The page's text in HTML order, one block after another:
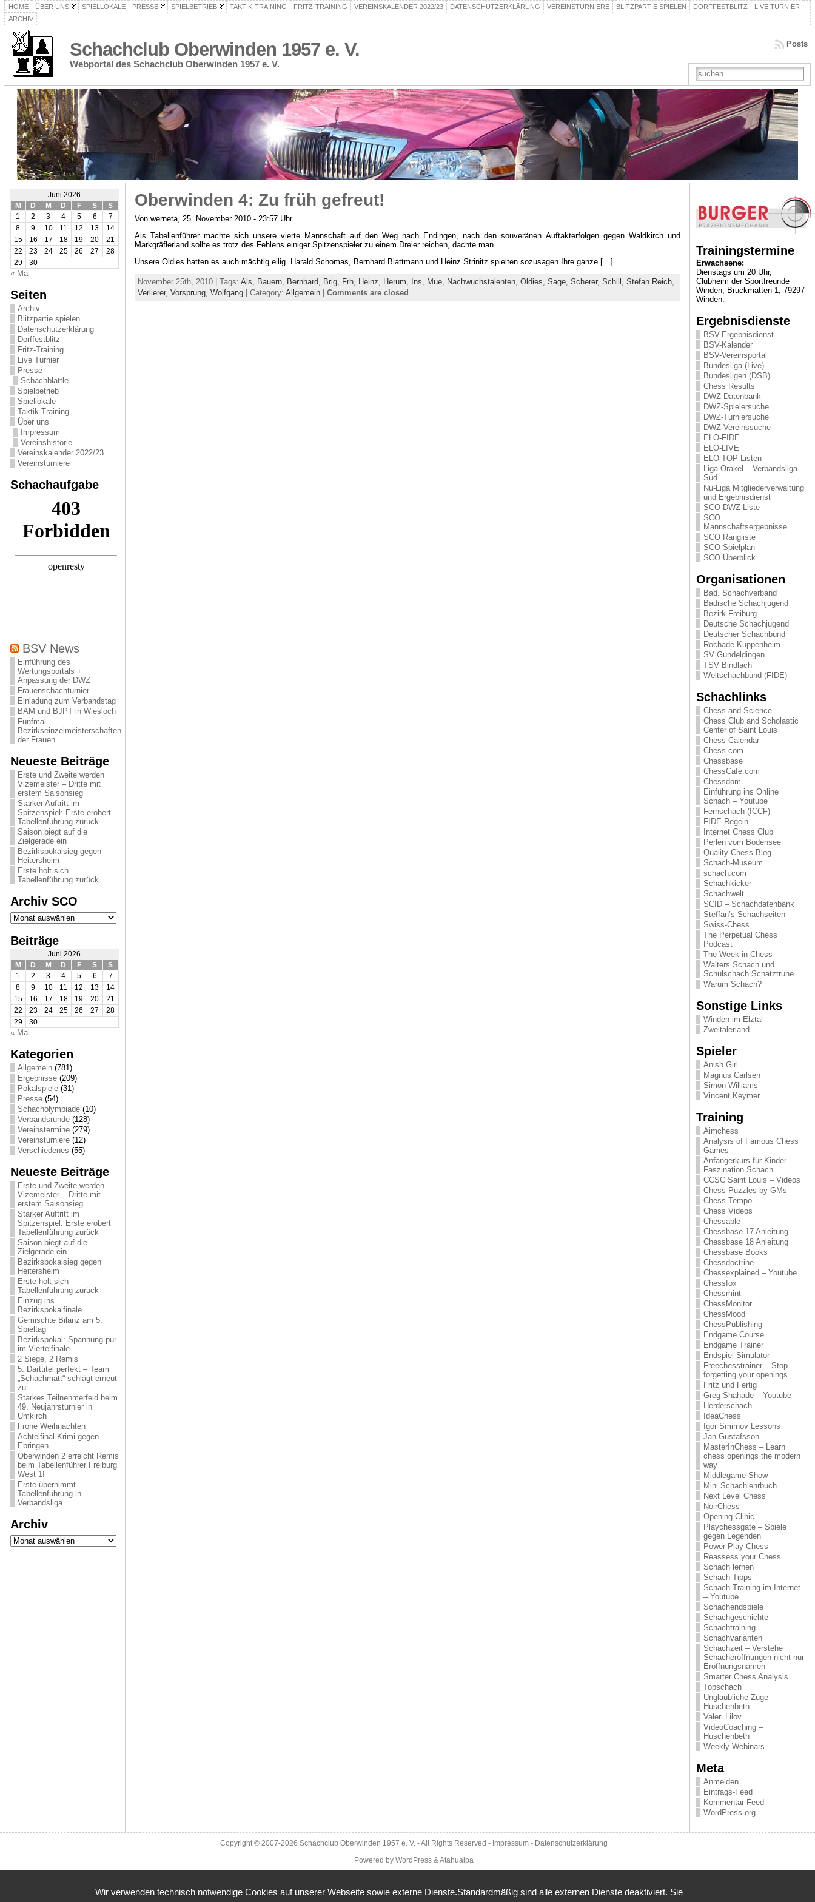
HOME ÜBER UNS SPIELLOKALE PRESSE SPIELBETRIEB TAKTIK-TRAINING FRITZ-TRAINING VEREINSKALENDER 2022/23 DATENSCHUTZERKLÄRUNG VEREINSTURNIERE BLITZPARTIE SPIELEN DORFFESTBLITZ
LIVE TURNIER
ARCHIV
Schachclub Oberwinden 1957 e. V.
Webportal des Schachclub Oberwinden 1957 e. V.
Posts
Juni 2026
M
D M D F S
S
1
2 3 4 5 6
7
8
9 10 11 12 13
14
15
16 17 18 19 20
21
22
23 24 25 26 27
28
29
30
« Mai
Seiten
Archiv
Blitzpartie spielen
Datenschutzerklärung
Dorffestblitz
Fritz-Training
Live Turnier
Presse
Schachblättle
Spielbetrieb
Spiellokale
Taktik-Training
Über uns
Impressum
Vereinshistorie
Vereinskalender 2022/23
Vereinsturniere
Schachaufgabe
BSV News
Einführung des
Wertungsportals +
Anpassung der DWZ
Frauenschachturnier
Einladung zum Verbandstag
BAM und BJPT in Wiesloch
Fünfmal
Bezirkseinzelmeisterschaften
der Frauen
Neueste Beiträge
Erste und Zweite werden
Vizemeister – Dritte mit
erstem Saisonsieg
Starker Auftritt im
Spitzenspiel: Erste erobert
Tabellenführung zurück
Saison biegt auf die
Zielgerade ein
Bezirkspokalsieg gegen
Heitersheim
Erste holt sich
Tabellenführung zurück
Archiv SCO
Archiv
SCO
Beiträge
Juni 2026
M
D M D F S
S
1
2 3 4 5 6
7
8
9 10 11 12 13
14
15
16 17 18 19 20
21
22
23 24 25 26 27
28
29
30
« Mai
Kategorien
Allgemein(781)
Ergebnisse(209)
Pokalspiele(31)
Presse(54)
Schacholympiade(10)
Verbandsrunde(128)
Vereinstermine(279)
Vereinsturniere(12)
Verschiedenes (55)
Neueste Beiträge
Erste und Zweite werden
Vizemeister – Dritte mit
erstem Saisonsieg
Starker Auftritt im
Spitzenspiel: Erste erobert
Tabellenführung zurück
Saison biegt auf die
Zielgerade ein
Bezirkspokalsieg gegen
Heitersheim
Erste holt sich
Tabellenführung zurück
Einzug ins
Bezirkspokalfinale
Gemischte Bilanz am 5.
Spieltag
Bezirkspokal: Spannung pur
im Viertelfinale
2 Siege, 2 Remis
5. Darttitel perfekt – Team
„Schachmatt“ schlägt erneut
zu
Starkes Teilnehmerfeld beim
49. Neujahrsturnier in
Umkirch
Frohe Weihnachten
Achtelfinal Krimi gegen
Ebringen
Oberwinden 2 erreicht Remis
beim Tabellenführer Freiburg
West 1!
Erste übernimmt
Tabellenführung in
Verbandsliga
Archiv
Archiv
Oberwinden 4: Zu früh gefreut!
Von werneta, 25. November 2010 - 23:57 Uhr
Als Tabellenführer machte sich unsere vierte Mannschaft auf den Weg nach Endingen, nach den souveränen Auftakterfolgen gegen Waldkirch und
Markgräflerland sollte es trotz des Fehlens einiger Spitzenspieler zu einem Dreier reichen, dachte man.
Unsere Oldies hatten es auch mächtig eilig. Harald Schomas, Bernhard Blattmann und Heinz Strinitz spielten sozusagen Ihre ganze […]
November 25th, 2010 | Tags: Als, Bauern, Bernhard, Brig, Frh, Heinz, Herum, Ins, Mue, Nachwuchstalenten, Oldies, Sage, Scherer, Schill , Stefan Reich,
Verlierer, Vorsprung, Wolfgang| Category: Allgemein| Comments are closed
Trainingstermine
Erwachsene:
Dienstags um 20 Uhr,
Clubheim der Sportfreunde
Winden, Bruckmatten 1, 79297
Winden.
Ergebnisdienste
BSV-Ergebnisdienst
BSV-Kalender
BSV-Vereinsportal
Bundesliga (Live)
Bundesligen (DSB)
Chess Results
DWZ-Datenbank
DWZ-Spielersuche
DWZ-Turniersuche
DWZ-Vereinssuche
ELO-FIDE
ELO-LIVE
ELO-TOP Listen
Liga-Orakel – Verbandsliga
Süd
Nu-Liga Mitgliederverwaltung
und Ergebnisdienst
SCO DWZ-Liste
SCO
Mannschaftsergebnisse
SCO Rangliste
SCO Spielplan
SCO Überblick
Organisationen
Bad. Schachverband
Badische Schachjugend
Bezirk Freiburg
Deutsche Schachjugend
Deutscher Schachbund
Rochade Kuppenheim
SV Gundeldingen
TSV Bindlach
Weltschachbund (FIDE)
Schachlinks
Chess and Science
Chess Club and Scholastic
Center of Saint Louis
Chess-Calendar
Chess.com
Chessbase
ChessCafe.com
Chessdom
Einführung ins Online
Schach – Youtube
Fernschach (ICCF)
FIDE-Regeln
Internet Chess Club
Perlen vom Bodensee
Quality Chess Blog
Schach-Museum
schach.com
Schachkicker
Schachwelt
SCID – Schachdatenbank
Steffan’s Schachseiten
Swiss-Chess
The Perpetual Chess
Podcast
The Week in Chess
Walters Schach und
Schulschach Schatztruhe
Warum Schach?
Sonstige Links
Winden im Elztal
Zweitälerland
Spieler
Anish Giri
Magnus Carlsen
Simon Williams
Vincent Keymer
Training
Aimchess
Analysis of Famous Chess
Games
Anfängerkurs für Kinder –
Faszination Schach
CCSC Saint Louis – Videos
Chess Puzzles by GMs
Chess Tempo
Chess Videos
Chessable
Chessbase 17 Anleitung
Chessbase 18 Anleitung
Chessbase Books
Chessdoctrine
Chessexplained – Youtube
Chessfox
Chessmint
ChessMonitor
ChessMood
ChessPublishing
Endgame Course
Endgame Trainer
Endspiel Simulator
Freechesstrainer – Stop
forgetting your openings
Fritz und Fertig
Greg Shahade – Youtube
Herderschach
IdeaChess
Igor Smirnov Lessons
Jan Gustafsson
MasterInChess – Learn
chess openings the modern
way
Middlegame Show
Mini Schachlehrbuch
Next Level Chess
NoirChess
Opening Clinic
Playchessgate – Spiele
gegen Legenden
Power Play Chess
Reassess your Chess
Schach lernen
Schach-Tipps
Schach-Training im Internet
– Youtube
Schachendspiele
Schachgeschichte
Schachtraining
Schachvarianten
Schachzeit – Verstehe
Schacheröffnungen nicht nur
Eröffnungsnamen
Smarter Chess Analysis
Topschach
Unglaubliche Züge –
Huschenbeth
Valeri Lilov
VideoCoaching –
Huschenbeth
Weekly Webinars
Meta
Anmelden
Eintrags-Feed
Kommentar-Feed
WordPress.org
Copyright © 2007-2026 Schachclub Oberwinden 1957 e. V.- All Rights Reserved - Impressum- Datenschutzerklärung
Powered by WordPress&Atahualpa
Wir verwenden technisch notwendige Cookies auf unserer Webseite sowie externe Dienste.Standardmäßig sind alle externen Dienste deaktiviert. Sie